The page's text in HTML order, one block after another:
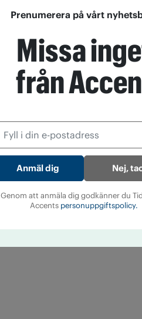
Prenumerera på vårt
Missa
från
Nej,
Genom att anmäla dig godkänner du
Accents personuppgiftspolicy.